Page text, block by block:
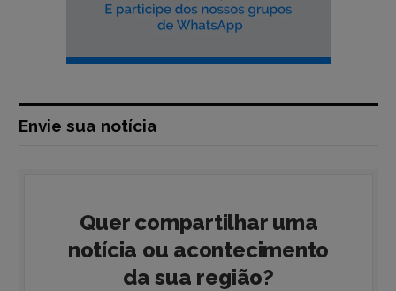
Envie sua notícia
Quer compartilhar uma
notícia ou acontecimento
da sua região?